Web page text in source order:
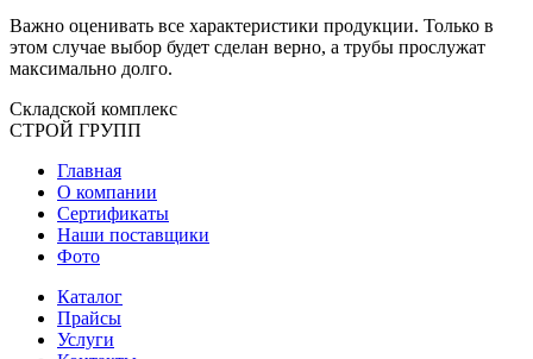
Важно оценивать все характеристики продукции. Только в
этом случае выбор будет сделан верно, а трубы прослужат
максимально долго.
Складской комплекс
СТРОЙ ГРУПП
Главная
О компании
Сертификаты
Наши поставщики
Фото
Каталог
Прайсы
Услуги